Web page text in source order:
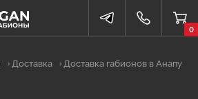
0
Доставка Доставка габионов в Анапу